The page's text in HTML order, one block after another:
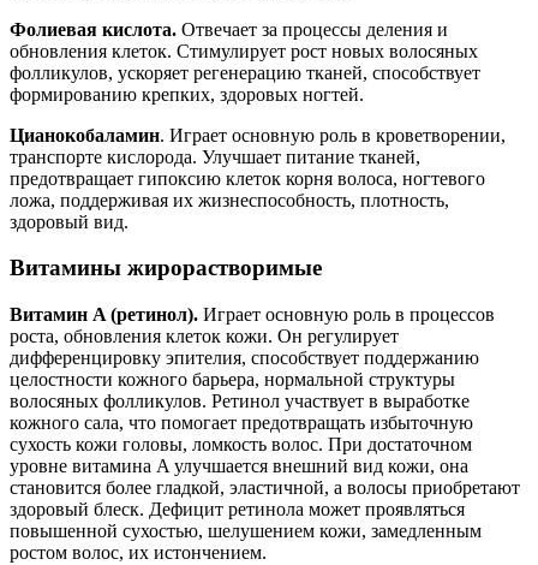
Фолиевая кислота. Отвечает за процессы деления и
обновления клеток. Стимулирует рост новых волосяных
фолликулов, ускоряет регенерацию тканей, способствует
формированию крепких, здоровых ногтей.
Цианокобаламин. Играет основную роль в кроветворении,
транспорте кислорода. Улучшает питание тканей,
предотвращает гипоксию клеток корня волоса, ногтевого
ложа, поддерживая их жизнеспособность, плотность,
здоровый вид.
Витамины жирорастворимые
Витамин A (ретинол). Играет основную роль в процессов
роста, обновления клеток кожи. Он регулирует
дифференцировку эпителия, способствует поддержанию
целостности кожного барьера, нормальной структуры
волосяных фолликулов. Ретинол участвует в выработке
кожного сала, что помогает предотвращать избыточную
сухость кожи головы, ломкость волос. При достаточном
уровне витамина A улучшается внешний вид кожи, она
становится более гладкой, эластичной, а волосы приобретают
здоровый блеск. Дефицит ретинола может проявляться
повышенной сухостью, шелушением кожи, замедленным
ростом волос, их истончением.